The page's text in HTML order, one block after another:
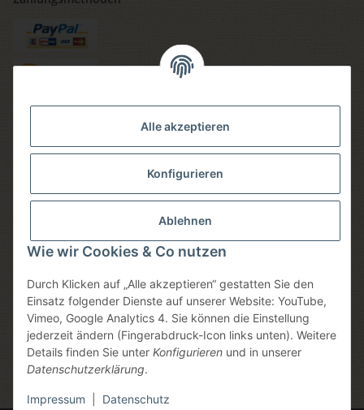
Alle akzeptieren
Konfigurieren
Ablehnen
Wie wir Cookies & Co nutzen
Durch Klicken auf „Alle akzeptieren“ gestatten Sie den
Einsatz folgender Dienste auf unserer Website: YouTube,
Vimeo, Google Analytics 4. Sie können die Einstellung
jederzeit ändern (Fingerabdruck-Icon links unten). Weitere
Details finden Sie unter Konfigurieren und in unserer
Datenschutzerklärung.
Impressum Datenschutz
Versandmethoden
Sicheres einkaufen
* Alle Preise inkl. gesetzlicher USt., zzgl.